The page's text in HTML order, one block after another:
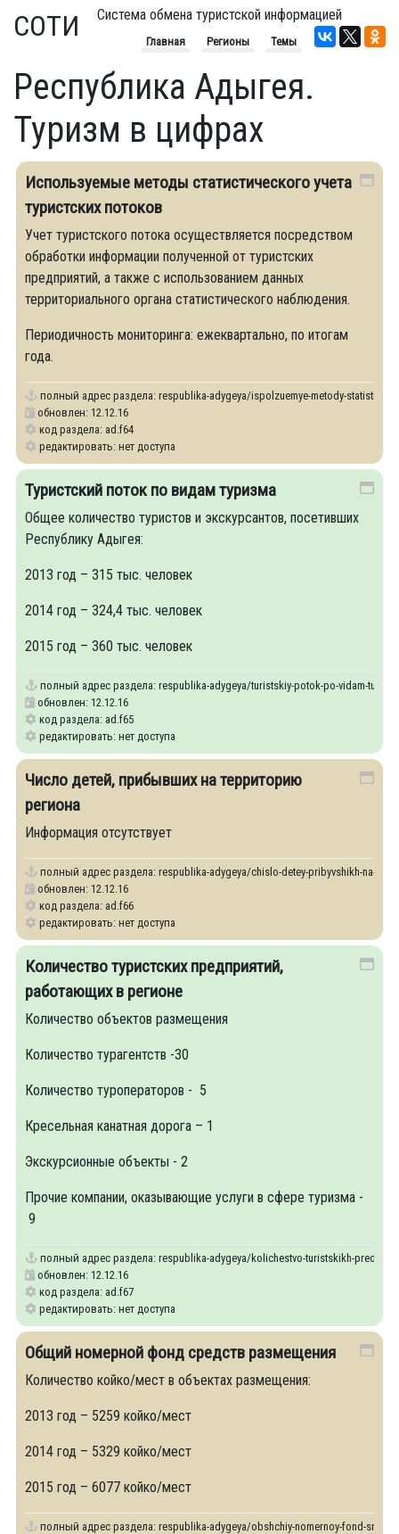
СОТИ Система обмена туристской информацией
Главная Регионы Темы
Республика Адыгея.
Туризм в цифрах
Используемые методы статистического учета
туристских потоков
Учет туристского потока осуществляется посредством
обработки информации полученной от туристских
предприятий, а также с использованием данных
территориального органа статистического наблюдения.
Периодичность мониторинга: ежеквартально, по итогам
года.
полный адрес раздела: respublika-adygeya/ispolzuemye-metody-
обновлен: 12.12.16
код раздела: ad.f64
редактировать: нет доступа
Туристский поток по видам туризма
Общее количество туристов и экскурсантов, посетивших
Республику Адыгея:
2013 год – 315 тыс. человек
2014 год – 324,4 тыс. человек
2015 год – 360 тыс. человек
полный адрес раздела: respublika-adygeya/turistskiy-potok-po-vidam-
обновлен: 12.12.16
код раздела: ad.f65
редактировать: нет доступа
Число детей, прибывших на территорию
региона
Информация отсутствует
полный адрес раздела: respublika-adygeya/chislo-detey-pribyvshikh-na-
обновлен: 12.12.16
код раздела: ad.f66
редактировать: нет доступа
Количество туристских предприятий,
работающих в регионе
Количество объектов размещения
Количество турагентств -30
Количество туроператоров - 5
Кресельная канатная дорога – 1
Экскурсионные объекты - 2
Прочие компании, оказывающие услуги в сфере туризма -
9
полный адрес раздела: respublika-adygeya/kolichestvo-turistskikh-
обновлен: 12.12.16
код раздела: ad.f67
редактировать: нет доступа
Общий номерной фонд средств размещения
Количество койко/мест в объектах размещения:
2013 год – 5259 койко/мест
2014 год – 5329 койко/мест
2015 год – 6077 койко/мест
полный адрес раздела: respublika-adygeya/obshchiy-nomernoy-fond-